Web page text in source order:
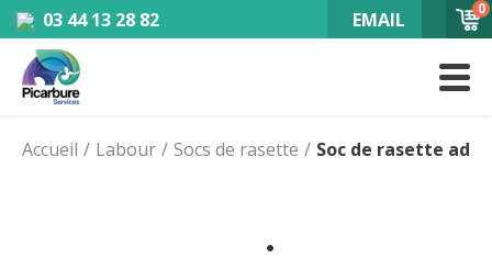
03 44 13 28 82 EMAIL 0
Accueil Labour Socs de rasette Soc de rasette